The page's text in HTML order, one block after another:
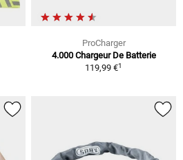
ProCharger
4.000 Chargeur De Batterie
119,99 €1